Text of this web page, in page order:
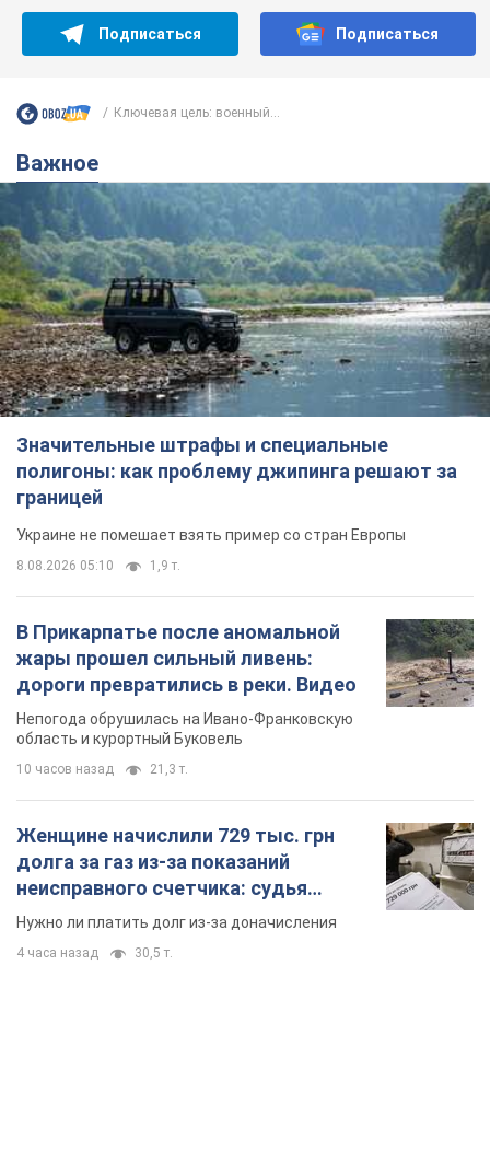
Подписаться Подписаться
Ключевая цель: военный...
Важное
Значительные штрафы и специальные
полигоны: как проблему джипинга решают за
границей
Украине не помешает взять пример со стран Европы
8.08.2026 05:10 1,9 т.
В Прикарпатье после аномальной
жары прошел сильный ливень:
дороги превратились в реки. Видео
Непогода обрушилась на Ивано-Франковскую
область и курортный Буковель
10 часов назад 21,3 т.
Женщине начислили 729 тыс. грн
долга за газ из-за показаний
неисправного счетчика: судья
вынес неожиданное решение
Нужно ли платить долг из-за доначисления
4 часа назад 30,5 т.